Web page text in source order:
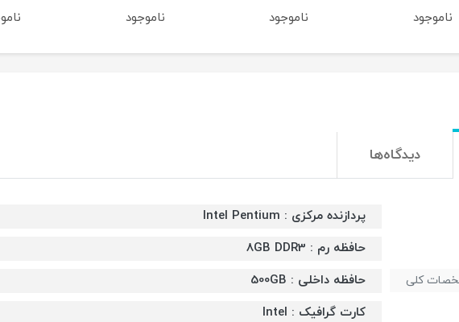
ناموجود ناموجود ناموجود
دیدگاه‌ها
کلی
پردازنده مرکزی : Intel Pentium
حافظه رم : 8GB DDR3
حافظه داخلی : 500GB
کارت گرافیک : Intel